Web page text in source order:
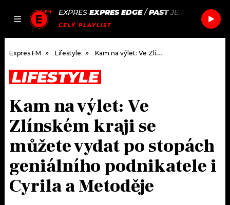
JAK
SEZNAM.CZ
EXPRES EXPRES EDGE/PAST JE MI TRICET
CELÝ PLAYLIST
DOMŮ
ČLÁNKY
AKTUÁLNĚ
HUDBA
ROZHOVORY
PODCASTY
JAK NALADIT
RÁDIO
Expres FM Lifestyle Kam na výlet: Ve Zlínském kraji se můžete vydat po stopách geniálního podnikatele i Cyrila a Metoděje
LIFESTYLE
Kam na výlet: Ve
Zlínském kraji se
můžete vydat po stopách
geniálního podnikatele i
Cyrila a Metoděje